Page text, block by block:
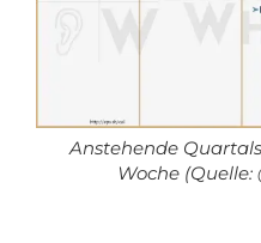
Anstehende
Woche (Quelle: